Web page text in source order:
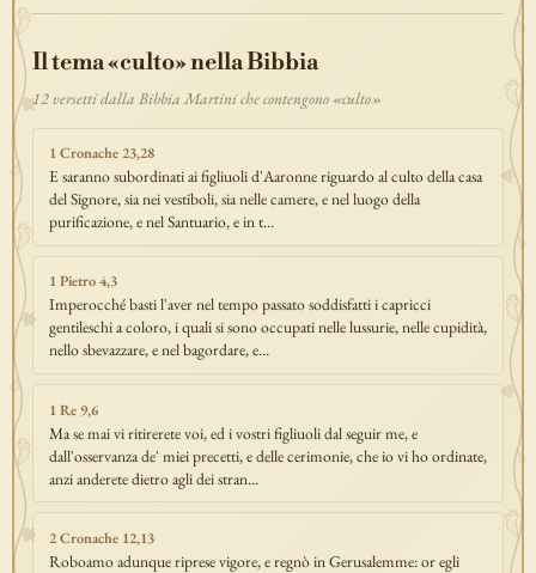
discernimento
riconciliazione prossimo comunità
servizio
Il tema «culto» nella Bibbia
12 versetti dalla Bibbia Martini che contengono «culto»
1 Cronache 23,28
E saranno subordinati ai figliuoli d'Aaronne riguardo al culto della casa
del Signore, sia nei vestiboli, sia nelle camere, e nel luogo della
purificazione, e nel Santuario, e in t…
1 Pietro 4,3
Imperocché basti l'aver nel tempo passato soddisfatti i capricci
gentileschi a coloro, i quali si sono occupati nelle lussurie, nelle cupidità,
nello sbevazzare, e nel bagordare, e…
1 Re 9,6
Ma se mai vi ritirerete voi, ed i vostri figliuoli dal seguir me, e
dall'osservanza de' miei precetti, e delle cerimonie, che io vi ho ordinate,
anzi anderete dietro agli dei stran…
2 Cronache 12,13
Roboamo adunque riprese vigore, e regnò in Gerusalemme: or egli